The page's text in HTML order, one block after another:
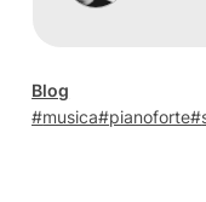
Blog
musica pianoforte